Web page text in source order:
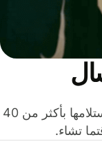
وفّر المال عند إرسال الأموال وإنفاقها واستلامها بأكثر من 40
تشاء.